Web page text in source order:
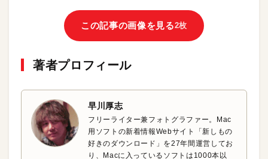
この記事の画像を見る2枚
著者プロフィール
早川厚志
フリーライター兼フォトグラファー。Mac
用ソフトの新着情報Webサイト「新しもの
好きのダウンロード」を27年間運営してお
り、Macに入っているソフトは1000本以